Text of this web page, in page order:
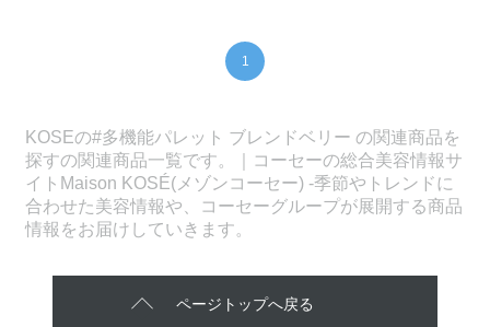
1
KOSEの#多機能パレット ブレンドベリー の関連商品を
探すの関連商品一覧です。｜コーセーの総合美容情報サ
イトMaison KOSÉ(メゾンコーセー) -季節やトレンドに
合わせた美容情報や、コーセーグループが展開する商品
情報をお届けしていきます。
ページトップへ戻る